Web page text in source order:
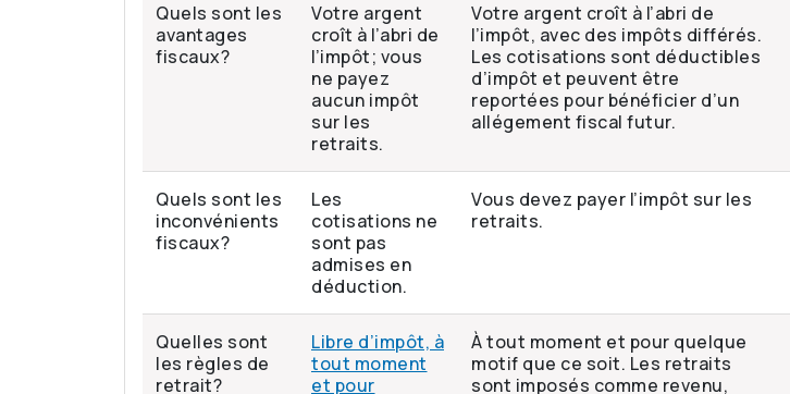
Quels sont les
avantages
fiscaux?
Votre argent
croît à l’abri de
l’impôt; vous
ne payez
aucun impôt
sur les
retraits.
Votre argent croît à l’abri de
l’impôt, avec des impôts différés.
Les cotisations sont déductibles
d’impôt et peuvent être
reportées pour bénéficier d’un
allégement fiscal futur.
Quels sont les
inconvénients
fiscaux?
Les
cotisations ne
sont pas
admises en
déduction.
Vous devez payer l’impôt sur les
retraits.
Quelles sont
les règles de
retrait?
Libre d’impôt, à
tout moment
et pour
À tout moment et pour quelque
motif que ce soit. Les retraits
sont imposés comme revenu,